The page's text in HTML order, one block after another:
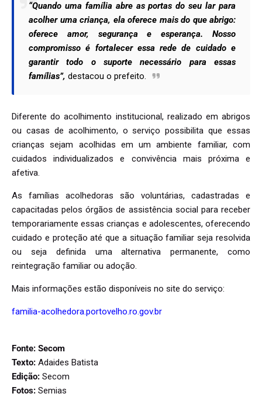
“Quando uma família abre as portas do seu lar para
acolher uma criança, ela oferece mais do que abrigo:
oferece amor, segurança e esperança. Nosso
compromisso é fortalecer essa rede de cuidado e
garantir todo o suporte necessário para essas
famílias”, destacou o prefeito.
Diferente do acolhimento institucional, realizado em abrigos
ou casas de acolhimento, o serviço possibilita que essas
crianças sejam acolhidas em um ambiente familiar, com
cuidados individualizados e convivência mais próxima e
afetiva.
As famílias acolhedoras são voluntárias, cadastradas e
capacitadas pelos órgãos de assistência social para receber
temporariamente essas crianças e adolescentes, oferecendo
cuidado e proteção até que a situação familiar seja resolvida
ou seja definida uma alternativa permanente, como
reintegração familiar ou adoção.
Mais informações estão disponíveis no site do serviço:
familia-acolhedora.portovelho.ro.gov.br
Fonte: Secom
Texto: Adaides Batista
Edição: Secom
Fotos: Semias